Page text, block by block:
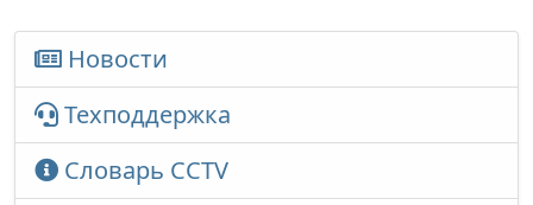
Новости
Техподдержка
Словарь CCTV